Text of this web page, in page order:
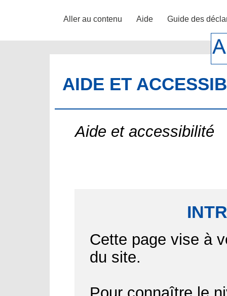
Aller au contenu Aide Guide des
AIDE ET
Aide et accessibilité
Cette page vise à
du site.